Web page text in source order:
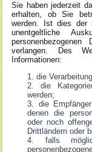
Sie haben jederzeit
erhalten, ob Sie
werden. Ist dies
unentgeltliche
verlangen. Des
Informationen:
die
die
werden;
die
denen die
oder noch
Drittländern oder
falls